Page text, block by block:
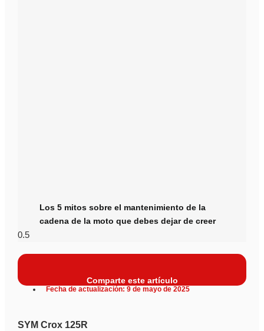
Los 5 mitos sobre el mantenimiento de la
cadena de la moto que debes dejar de creer
Comparte este artículo
Fecha de actualización: 9 de mayo de 2025
SYM Crox 125R